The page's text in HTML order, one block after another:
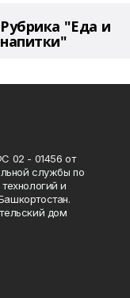
Рубрика "Еда и
напитки"
02 - 01456 от
службы по
и
дом